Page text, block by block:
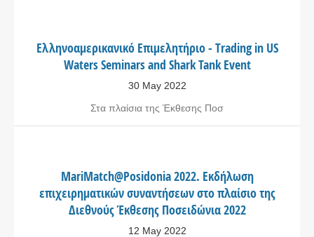
Ελληνοαμερικανικό Επιμελητήριο - Trading in US
Waters Seminars and Shark Tank Event
30 May 2022
Στα πλαίσια της Έκθεσης Ποσ
MariMatch@Posidonia 2022. Εκδήλωση
επιχειρηματικών συναντήσεων στο πλαίσιο της
Διεθνούς Έκθεσης Ποσειδώνια 2022
12 May 2022